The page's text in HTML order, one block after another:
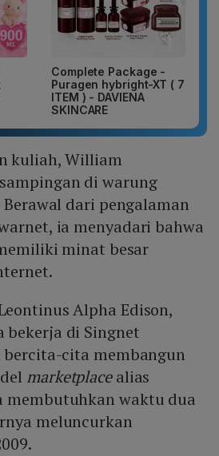
Complete Package -
Puragen hybright-XT ( 7
ITEM ) - DAVIENA
SKINCARE
kuliah, William
di warung
dari pengalaman
ia menyadari bahwa
minat besar
Alpha Edison,
bekerja di Singnet
cita membangun
marketplacealias
membutuhkan waktu dua
meluncurkan